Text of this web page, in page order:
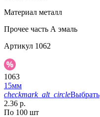
Материал металл
Прочее часть А эмаль
Артикул 1062
1063
15мм
checkmark_alt_circleВыбрать
2.36 р.
По 100 шт